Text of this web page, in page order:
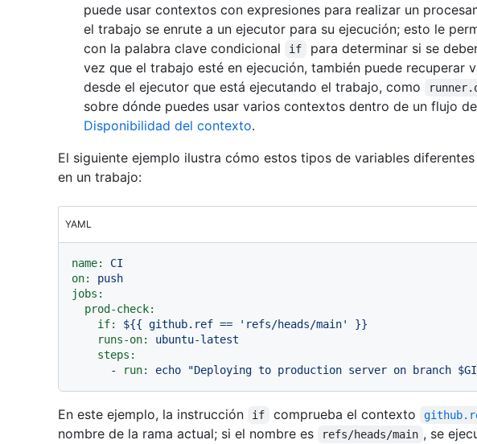
puede usar contextos con expresiones para realizar un
el trabajo se enrute a un ejecutor para su ejecución; esto le
con la palabra clave condicional
if
para determinar si se
vez que el trabajo esté en ejecución, también puede recuperar
desde el ejecutor que está ejecutando el trabajo, como
sobre dónde puedes usar varios contextos dentro de un flujo
Disponibilidad del contexto.
El siguiente ejemplo ilustra cómo estos tipos de variables
en un trabajo:
YAML
name:
CI
on:
push
jobs:
prod-check:
if:
${{ github.ref == 'refs/heads/main'
}}
runs-on:
ubuntu-latest
steps:
-
run: echo "Deploying to production server on branch
En este ejemplo, la instrucción if comprueba el contexto
nombre de la rama actual; si el nombre es
refs/heads/main , se